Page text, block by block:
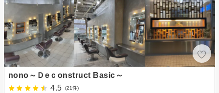
nono～Ｄeｃonstruct Basic～
4.5
(21件)